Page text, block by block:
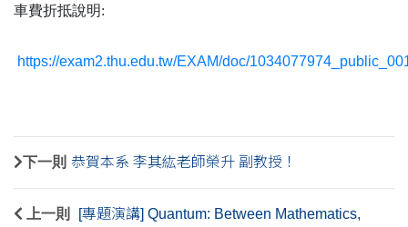
車費折抵說明:
https://exam2.thu.edu.tw/EXAM/doc/
下一則 恭賀本系 李其紘老師榮升 副教授！
上一則
[專題演講] Quantum: Between Mathematics,